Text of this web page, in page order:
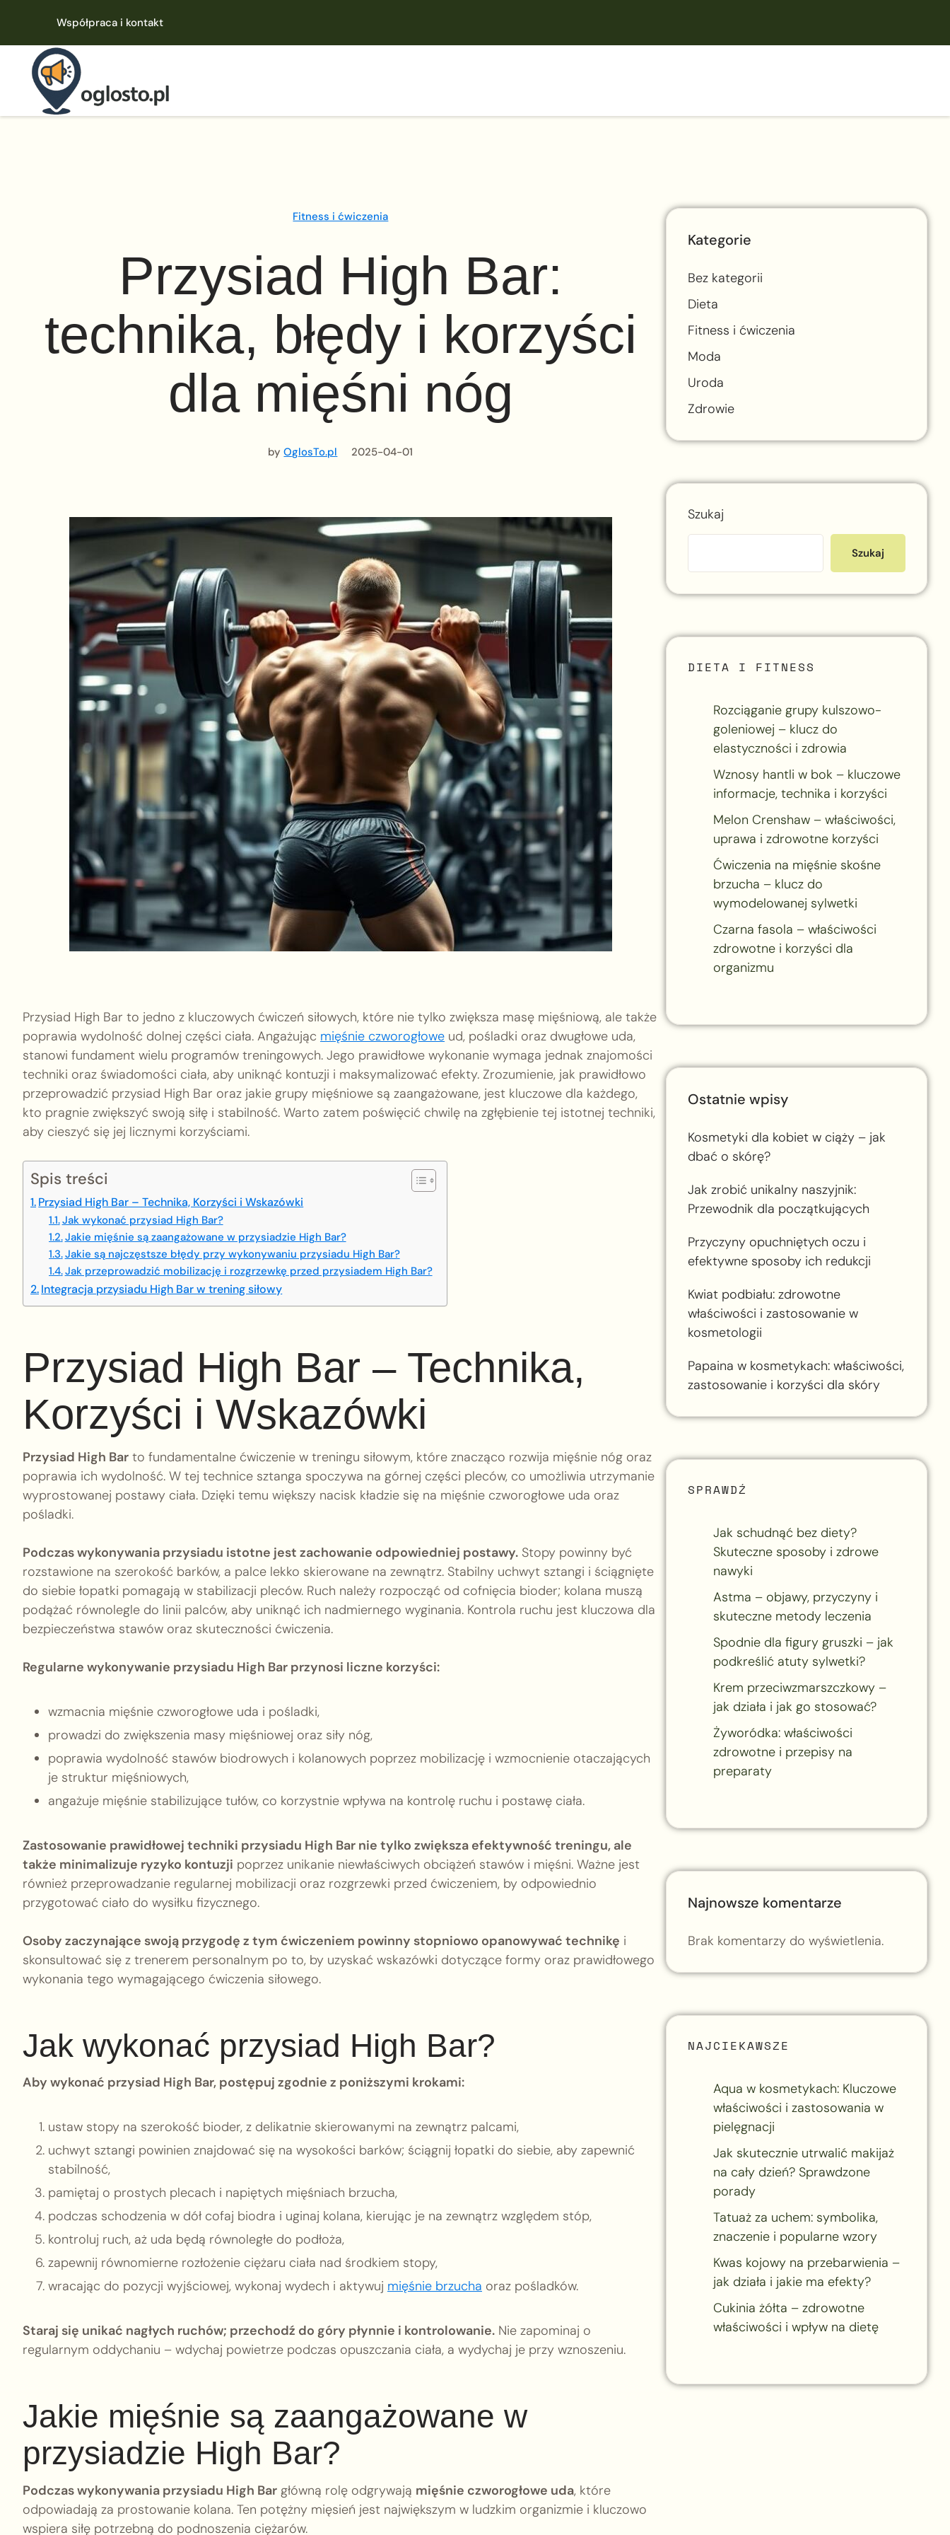
Współpraca i kontakt
Fitness i ćwiczenia
Przysiad High Bar:
technika, błędy i korzyści
dla mięśni nóg
byOglosTo.pl 2025-04-01
Przysiad High Bar to jedno z kluczowych ćwiczeń siłowych, które nie tylko zwiększa masę mięśniową, ale także
poprawia wydolność dolnej części ciała. Angażując mięśnie czworogłowe ud, pośladki oraz dwugłowe uda,
stanowi fundament wielu programów treningowych. Jego prawidłowe wykonanie wymaga jednak znajomości
techniki oraz świadomości ciała, aby uniknąć kontuzji i maksymalizować efekty. Zrozumienie, jak prawidłowo
przeprowadzić przysiad High Bar oraz jakie grupy mięśniowe są zaangażowane, jest kluczowe dla każdego,
kto pragnie zwiększyć swoją siłę i stabilność. Warto zatem poświęcić chwilę na zgłębienie tej istotnej techniki,
aby cieszyć się jej licznymi korzyściami.
Spis treści
Przysiad High Bar – Technika, Korzyści i Wskazówki
Jak wykonać przysiad High Bar?
Jakie mięśnie są zaangażowane w przysiadzie High Bar?
Jakie są najczęstsze błędy przy wykonywaniu przysiadu High Bar?
Jak przeprowadzić mobilizację i rozgrzewkę przed przysiadem High Bar?
Integracja przysiadu High Bar w trening siłowy
Przysiad High Bar – Technika,
Korzyści i Wskazówki
Przysiad High Bar to fundamentalne ćwiczenie w treningu siłowym, które znacząco rozwija mięśnie nóg oraz
poprawia ich wydolność. W tej technice sztanga spoczywa na górnej części pleców, co umożliwia utrzymanie
wyprostowanej postawy ciała. Dzięki temu większy nacisk kładzie się na mięśnie czworogłowe uda oraz
pośladki.
Podczas wykonywania przysiadu istotne jest zachowanie odpowiedniej postawy. Stopy powinny być
rozstawione na szerokość barków, a palce lekko skierowane na zewnątrz. Stabilny uchwyt sztangi i ściągnięte
do siebie łopatki pomagają w stabilizacji pleców. Ruch należy rozpocząć od cofnięcia bioder; kolana muszą
podążać równolegle do linii palców, aby uniknąć ich nadmiernego wyginania. Kontrola ruchu jest kluczowa dla
bezpieczeństwa stawów oraz skuteczności ćwiczenia.
Regularne wykonywanie przysiadu High Bar przynosi liczne korzyści:
wzmacnia mięśnie czworogłowe uda i pośladki,
prowadzi do zwiększenia masy mięśniowej oraz siły nóg,
poprawia wydolność stawów biodrowych i kolanowych poprzez mobilizację i wzmocnienie otaczających
je struktur mięśniowych,
angażuje mięśnie stabilizujące tułów, co korzystnie wpływa na kontrolę ruchu i postawę ciała.
Zastosowanie prawidłowej techniki przysiadu High Bar nie tylko zwiększa efektywność treningu, ale
także minimalizuje ryzyko kontuzji poprzez unikanie niewłaściwych obciążeń stawów i mięśni. Ważne jest
również przeprowadzanie regularnej mobilizacji oraz rozgrzewki przed ćwiczeniem, by odpowiednio
przygotować ciało do wysiłku fizycznego.
Osoby zaczynające swoją przygodę z tym ćwiczeniem powinny stopniowo opanowywać technikę i
skonsultować się z trenerem personalnym po to, by uzyskać wskazówki dotyczące formy oraz prawidłowego
wykonania tego wymagającego ćwiczenia siłowego.
Jak wykonać przysiad High Bar?
Aby wykonać przysiad High Bar, postępuj zgodnie z poniższymi krokami:
ustaw stopy na szerokość bioder, z delikatnie skierowanymi na zewnątrz palcami,
uchwyt sztangi powinien znajdować się na wysokości barków; ściągnij łopatki do siebie, aby zapewnić
stabilność,
pamiętaj o prostych plecach i napiętych mięśniach brzucha,
podczas schodzenia w dół cofaj biodra i uginaj kolana, kierując je na zewnątrz względem stóp,
kontroluj ruch, aż uda będą równoległe do podłoża,
zapewnij równomierne rozłożenie ciężaru ciała nad środkiem stopy,
wracając do pozycji wyjściowej, wykonaj wydech i aktywuj mięśnie brzucha oraz pośladków.
Staraj się unikać nagłych ruchów; przechodź do góry płynnie i kontrolowanie. Nie zapominaj o
regularnym oddychaniu – wdychaj powietrze podczas opuszczania ciała, a wydychaj je przy wznoszeniu.
Jakie mięśnie są zaangażowane w
przysiadzie High Bar?
Podczas wykonywania przysiadu High Bar główną rolę odgrywają mięśnie czworogłowe uda, które
odpowiadają za prostowanie kolana. Ten potężny mięsień jest największym w ludzkim organizmie i kluczowo
wspiera siłę potrzebną do podnoszenia ciężarów.
Kategorie
Bez kategorii
Dieta
Fitness i ćwiczenia
Moda
Uroda
Zdrowie
Szukaj
Szukaj
DIETA I FITNESS
Rozciąganie grupy kulszowo-
goleniowej – klucz do
elastyczności i zdrowia
Wznosy hantli w bok – kluczowe
informacje, technika i korzyści
Melon Crenshaw – właściwości,
uprawa i zdrowotne korzyści
Ćwiczenia na mięśnie skośne
brzucha – klucz do
wymodelowanej sylwetki
Czarna fasola – właściwości
zdrowotne i korzyści dla
organizmu
Ostatnie wpisy
Kosmetyki dla kobiet w ciąży – jak
dbać o skórę?
Jak zrobić unikalny naszyjnik:
Przewodnik dla początkujących
Przyczyny opuchniętych oczu i
efektywne sposoby ich redukcji
Kwiat podbiału: zdrowotne
właściwości i zastosowanie w
kosmetologii
Papaina w kosmetykach: właściwości,
zastosowanie i korzyści dla skóry
SPRAWDŹ
Jak schudnąć bez diety?
Skuteczne sposoby i zdrowe
nawyki
Astma – objawy, przyczyny i
skuteczne metody leczenia
Spodnie dla figury gruszki – jak
podkreślić atuty sylwetki?
Krem przeciwzmarszczkowy –
jak działa i jak go stosować?
Żyworódka: właściwości
zdrowotne i przepisy na
preparaty
Najnowsze komentarze
Brak komentarzy do wyświetlenia.
NAJCIEKAWSZE
Aqua w kosmetykach: Kluczowe
właściwości i zastosowania w
pielęgnacji
Jak skutecznie utrwalić makijaż
na cały dzień? Sprawdzone
porady
Tatuaż za uchem: symbolika,
znaczenie i popularne wzory
Kwas kojowy na przebarwienia –
jak działa i jakie ma efekty?
Cukinia żółta – zdrowotne
właściwości i wpływ na dietę